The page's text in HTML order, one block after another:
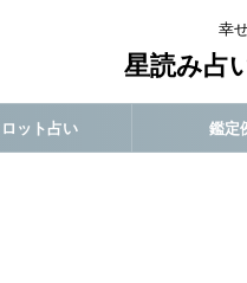
幸
星読み占
ロット占い 鑑定